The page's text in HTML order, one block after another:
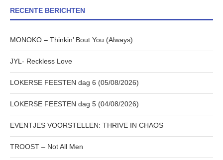
RECENTE BERICHTEN
MONOKO – Thinkin’ Bout You (Always)
JYL- Reckless Love
LOKERSE FEESTEN dag 6 (05/08/2026)
LOKERSE FEESTEN dag 5 (04/08/2026)
EVENTJES VOORSTELLEN: THRIVE IN CHAOS
TROOST – Not All Men